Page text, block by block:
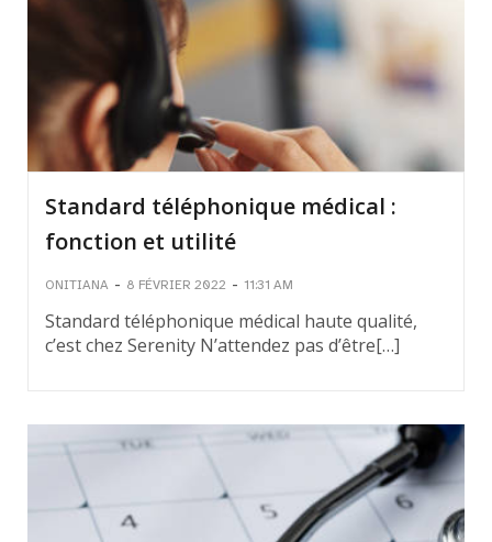
Standard téléphonique médical :
fonction et utilité
ONITIANA - 8 FÉVRIER 2022 - 11:31 AM
Standard téléphonique médical haute qualité,
c’est chez Serenity N’attendez pas d’être[…]